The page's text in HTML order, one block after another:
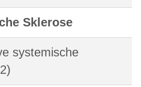
Sklerose
systemische